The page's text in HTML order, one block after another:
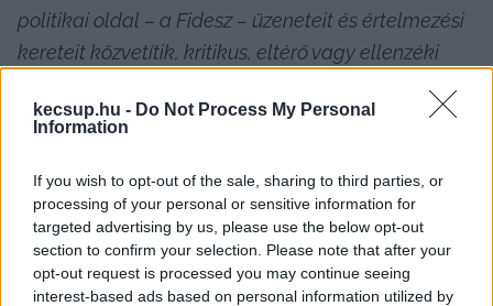
kecsup.hu - Do Not Process My Personal
Information
If you wish to opt-out of the sale, sharing to third parties, or
processing of your personal or sensitive information for
targeted advertising by us, please use the below opt-out
section to confirm your selection. Please note that after your
opt-out request is processed you may continue seeing
interest-based ads based on personal information utilized by
politikai oldal – a Fidesz – üzeneteit és értelmezési
kereteit közvetítik, kritikus, eltérő vagy ellenzéki
közéleti szereplők sugalló, lejárató, politikai
miközben a városvezetéshez és a kormánypárthoz
köthető kommunikáció kérdés, ellenpont és
kontroll nélkül kap nyilvánosságot”.